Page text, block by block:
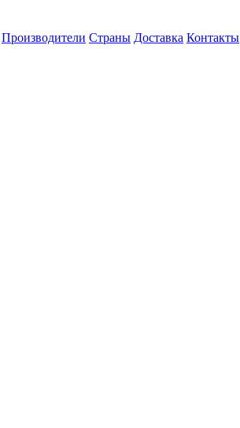
Производители Страны Доставка Контакты